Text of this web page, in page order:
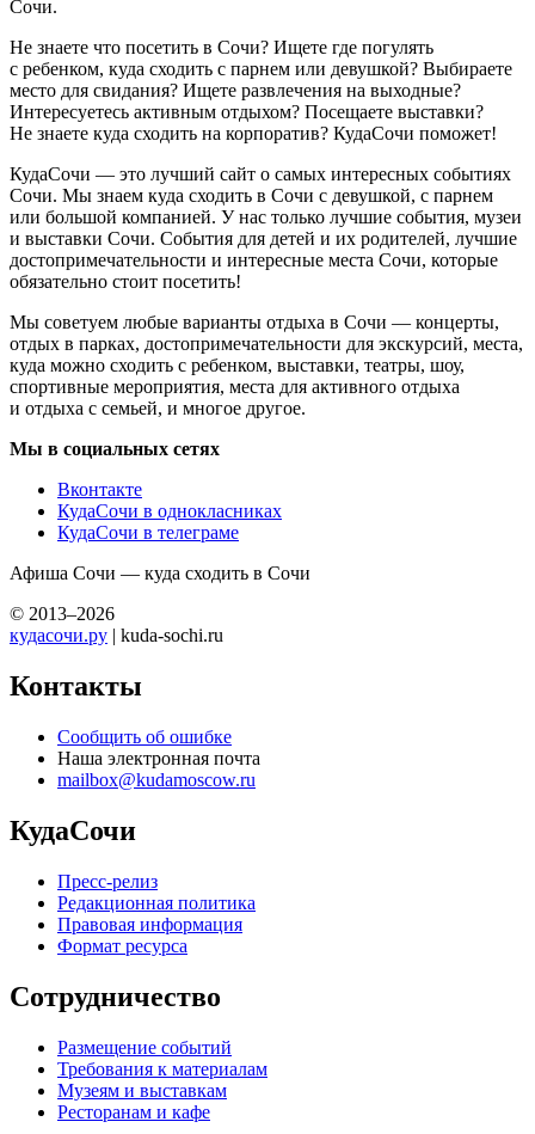
Сочи.
Не знаете что посетить в Сочи? Ищете где погулять
с ребенком, куда сходить с парнем или девушкой? Выбираете
место для свидания? Ищете развлечения на выходные?
Интересуетесь активным отдыхом? Посещаете выставки?
Не знаете куда сходить на корпоратив? КудаСочи поможет!
КудаСочи — это лучший сайт о самых интересных событиях
Сочи. Мы знаем куда сходить в Сочи с девушкой, с парнем
или большой компанией. У нас только лучшие события, музеи
и выставки Сочи. События для детей и их родителей, лучшие
достопримечательности и интересные места Сочи, которые
обязательно стоит посетить!
Мы советуем любые варианты отдыха в Сочи — концерты,
отдых в парках, достопримечательности для экскурсий, места,
куда можно сходить с ребенком, выставки, театры, шоу,
спортивные мероприятия, места для активного отдыха
и отдыха с семьей, и многое другое.
Мы в социальных сетях
Вконтакте
КудаСочи в однокласниках
КудаСочи в телеграме
Афиша Сочи — куда сходить в Сочи
© 2013–2026
кудасочи.ру | kuda-sochi.ru
Контакты
Сообщить об ошибке
Наша электронная почта
mailbox@kudamoscow.ru
КудаСочи
Пресс-релиз
Редакционная политика
Правовая информация
Формат ресурса
Сотрудничество
Размещение событий
Требования к материалам
Музеям и выставкам
Ресторанам и кафе